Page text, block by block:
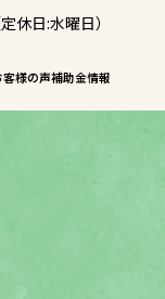
休日:水曜日）
客様の声補助金情報